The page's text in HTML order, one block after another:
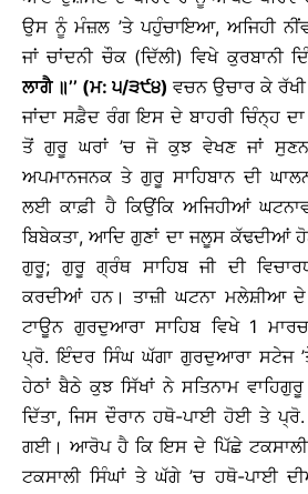
ਉਸ ਨੂੰ ਮੰਜ਼ਲ ’ਤੇ ਪਹੁੰਚਾਇਆ, ਅਜਿਹੀ
ਜਾਂ ਚਾਂਦਨੀ ਚੌਕ (ਦਿੱਲੀ) ਵਿਖੇ ਕੁਰਬਾਨੀ
ਲਾਗੈ ॥’’ (ਮ: ੫/੩੯੪) ਵਚਨ ਉਚਾਰ ਕੇ
ਜਾਂਦਾ ਸਫ਼ੈਦ ਰੰਗ ਇਸ ਦੇ ਬਾਹਰੀ ਚਿੰਨ੍ਹ
ਤੋਂ ਗੁਰੂ ਘਰਾਂ ’ਚ ਜੋ ਕੁਝ ਵੇਖਣ ਜਾਂ
ਅਪਮਾਨਜਨਕ ਤੇ ਗੁਰੂ ਸਾਹਿਬਾਨ ਦੀ
ਲਈ ਕਾਫ਼ੀ ਹੈ ਕਿਉਂਕਿ ਅਜਿਹੀਆਂ
ਬਿਬੇਕਤਾ, ਆਦਿ ਗੁਣਾਂ ਦਾ ਜਲੂਸ ਕੱਢਦੀਆਂ
ਗੁਰੂ; ਗੁਰੂ ਗ੍ਰੰਥ ਸਾਹਿਬ ਜੀ ਦੀ
ਕਰਦੀਆਂ ਹਨ। ਤਾਜ਼ੀ ਘਟਨਾ ਮਲੇਸ਼ੀਆ
ਟਾਊਨ ਗੁਰਦੁਆਰਾ ਸਾਹਿਬ ਵਿਖੇ 1
ਪ੍ਰੋ. ਇੰਦਰ ਸਿੰਘ ਘੱਗਾ ਗੁਰਦੁਆਰਾ ਸਟੇਜ
ਹੇਠਾਂ ਬੈਠੇ ਕੁਝ ਸਿੱਖਾਂ ਨੇ ਸਤਿਨਾਮ
ਦਿੱਤਾ, ਜਿਸ ਦੌਰਾਨ ਹਥੋ-ਪਾਈ ਹੋਈ ਤੇ ਪ੍ਰੋ.
ਗਈ। ਆਰੋਪ ਹੈ ਕਿ ਇਸ ਦੇ ਪਿੱਛੇ ਟਕਸਾਲੀ
ਟਕਸਾਲੀ ਸਿੰਘਾਂ ਤੇ ਘੱਗੇ ’ਚ ਹਥੋ-ਪਾਈ